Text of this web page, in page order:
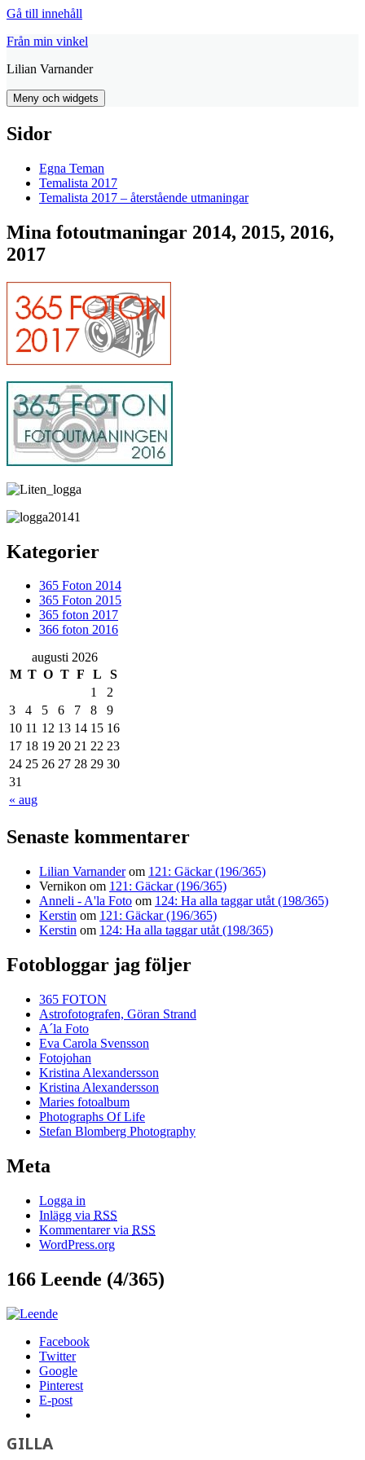
Gå till innehåll
Från min vinkel
Lilian Varnander
Meny och widgets
Sidor
Egna Teman
Temalista 2017
Temalista 2017 – återstående utmaningar
Mina fotoutmaningar 2014, 2015, 2016,
2017
Kategorier
365 Foton 2014
365 Foton 2015
365 foton 2017
366 foton 2016
augusti 2026
M T O T F L S
« aug
1
2
3
4 5 6 7 8
9
10 11 12 13 14 15 16
17 18 19 20 21 22 23
24 25 26 27 28 29 30
31
Senaste kommentarer
Lilian Varnanderom 121: Gäckar (196/365)
Vernikon om 121: Gäckar (196/365)
Anneli - A'la Foto om 124: Ha alla taggar utåt (198/365)
Kerstin om 121: Gäckar (196/365)
Kerstin om 124: Ha alla taggar utåt (198/365)
Fotobloggar jag följer
365 FOTON
Astrofotografen, Göran Strand
A´la Foto
Eva Carola Svensson
Fotojohan
Kristina Alexandersson
Kristina Alexandersson
Maries fotoalbum
Photographs Of Life
Stefan Blomberg Photography
Meta
Logga in
Inlägg via RSS
Kommentarer via RSS
WordPress.org
166 Leende (4/365)
Facebook
Twitter
Google
Pinterest
E-post
GILLA